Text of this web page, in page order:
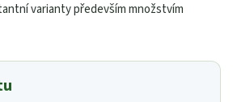
varianty především množstvím